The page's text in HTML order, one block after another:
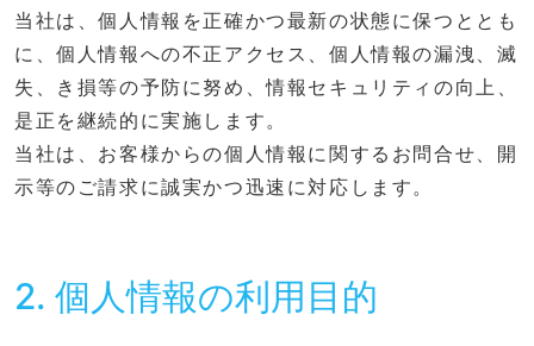
当社は、個人情報を正確かつ最新の状態に保つととも
に、個人情報への不正アクセス、個人情報の漏洩、滅
失、き損等の予防に努め、情報セキュリティの向上、
是正を継続的に実施します。
当社は、お客様からの個人情報に関するお問合せ、開
示等のご請求に誠実かつ迅速に対応します。
2. 個人情報の利用目的